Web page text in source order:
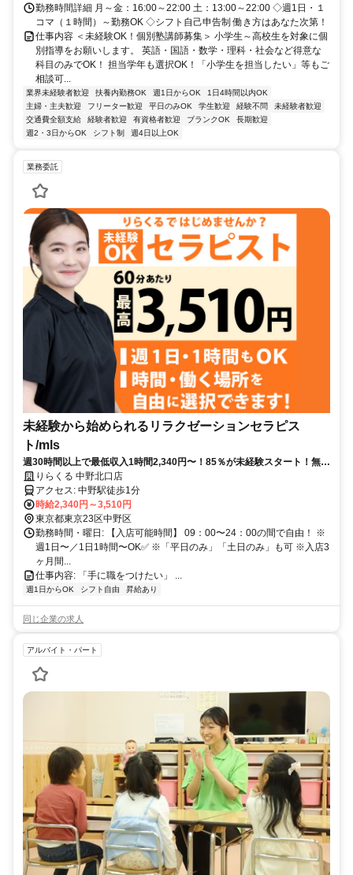
勤務時間詳細 月～金：16:00～22:00 土：13:00～22:00 ◇週1日・１
コマ（１時間）～勤務OK ◇シフト自己申告制 働き方はあなた次第！
仕事内容 ＜未経験OK！個別塾講師募集＞ 小学生～高校生を対象に個
別指導をお願いします。 英語・国語・数学・理科・社会など得意な
科目のみでOK！ 担当学年も選択OK！「小学生を担当したい」等もご
相談可...
業界未経験者歓迎 扶養内勤務OK 週1日からOK
1日4時間以内OK
主婦・主夫歓迎
フリーター歓迎 平日のみOK 学生歓迎 経験不問
未経験者歓迎
交通費全額支給
経験者歓迎 有資格者歓迎 ブランクOK
長期歓迎
週2・3日からOK
シフト制 週4日以上OK
業務委託
未経験から始められるリラクゼーションセラピス
ト/mls
週30時間以上で最低収入1時間2,340円〜！85％が未経験スタート！無料
トレで一生モノの技術を習得✅好きな時間に収入を得られます⏰【東京
都中野区中野】
りらくる 中野北口店
アクセス: 中野駅徒歩1分
時給2,340円～3,510円
東京都東京23区中野区
勤務時間・曜日: 【入店可能時間】 09：00〜24：00の間で自由！ ※
週1日〜／1日1時間〜OK✅ ※「平日のみ」「土日のみ」も可 ※入店3
ヶ月間...
仕事内容: 「手に職をつけたい」 ...
週1日からOK シフト自由 昇給あり
同じ企業の求人
アルバイト・パート